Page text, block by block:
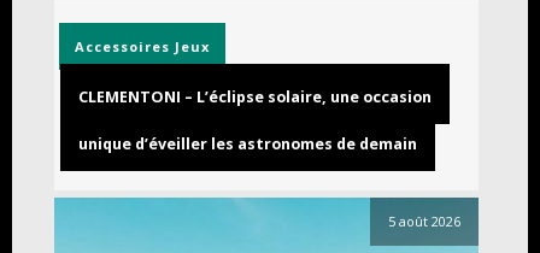
Accessoires Jeux
CLEMENTONI – L’éclipse solaire, une occasion
unique d’éveiller les astronomes de demain
5 août 2026